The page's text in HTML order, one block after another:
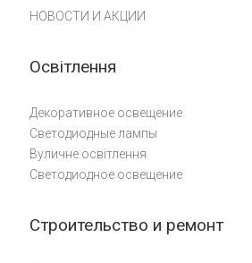
НОВОСТИ И АКЦИИ
Освітлення
Декоративное освещение
Светодиодные лампы
Вуличне освітлення
Светодиодное освещение
Строительство и ремонт